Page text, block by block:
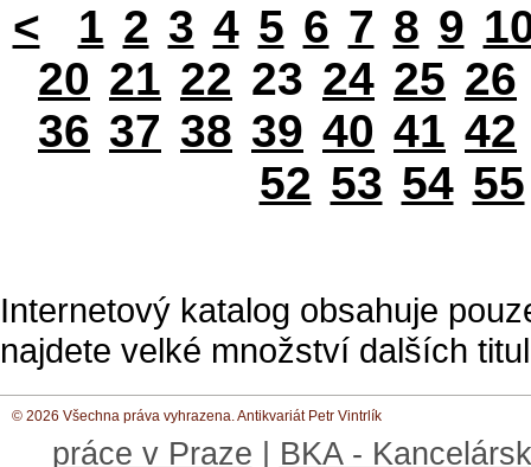
< 1 2 3 4 5 6 7 8 9
20 21 22 23 24 25 26
36 37 38 39 40 41 42
52 53 54 55
Internetový katalog obsahuje
najdete velké množství dalších
© 2026 Všechna práva vyhrazena. Antikvariát Petr Vintrlík
práce v Praze
BKA -